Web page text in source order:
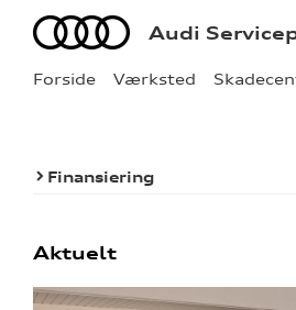
Forside Værksted
Audi Audi
Finansiering
Aktuelt